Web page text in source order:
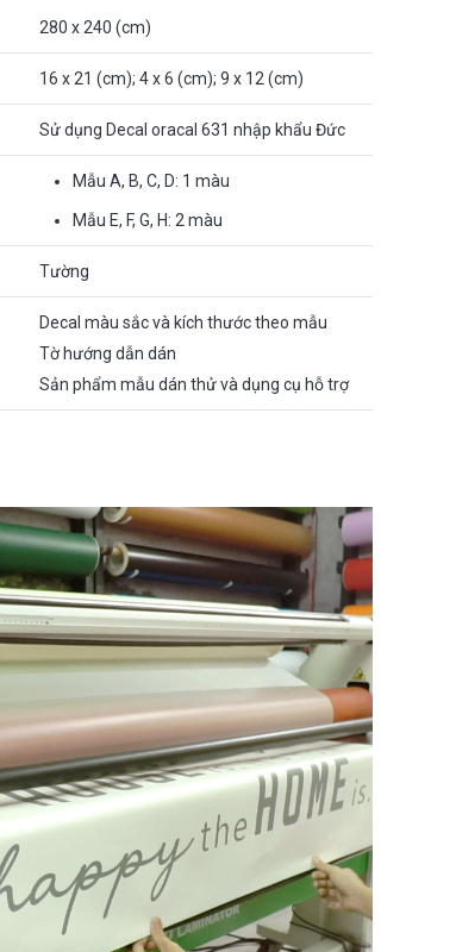
280 x 240 (cm)
16 x 21 (cm); 4 x 6 (cm); 9 x 12 (cm)
Sử dụng Decal oracal 631 nhập khẩu Đức
Mẫu A, B, C, D: 1 màu
Mẫu E, F, G, H: 2 màu
Tường
Decal màu sắc và kích thước theo mẫu
Tờ hướng dẫn dán
Sản phẩm mẫu dán thử và dụng cụ hỗ trợ